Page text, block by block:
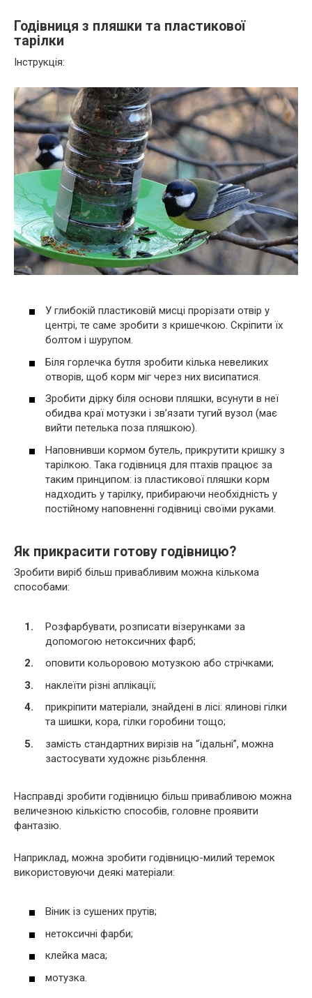
Годівниця з пляшки та пластикової
тарілки
Інструкція:
У глибокій пластиковій мисці прорізати отвір у
центрі, те саме зробити з кришечкою. Скріпити їх
болтом і шурупом.
Біля горлечка бутля зробити кілька невеликих
отворів, щоб корм міг через них висипатися.
Зробити дірку біля основи пляшки, всунути в неї
обидва краї мотузки і зв’язати тугий вузол (має
вийти петелька поза пляшкою).
Наповнивши кормом бутель, прикрутити кришку з
тарілкою. Така годівниця для птахів працює за
таким принципом: із пластикової пляшки корм
надходить у тарілку, прибираючи необхідність у
постійному наповненні годівниці своїми руками.
Як прикрасити готову годівницю?
Зробити виріб більш привабливим можна кількома
способами:
Розфарбувати, розписати візерунками за
допомогою нетоксичних фарб;
оповити кольоровою мотузкою або стрічками;
наклеїти різні аплікації;
прикріпити матеріали, знайдені в лісі: ялинові гілки
та шишки, кора, гілки горобини тощо;
замість стандартних вирізів на “їдальні”, можна
застосувати художнє різьблення.
Насправді зробити годівницю більш привабливою можна
величезною кількістю способів, головне проявити
фантазію.
Наприклад, можна зробити годівницю-милий теремок
використовуючи деякі матеріали:
Віник із сушених прутів;
нетоксичні фарби;
клейка маса;
мотузка.